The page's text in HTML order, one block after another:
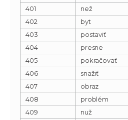
401
než
402
byt
403
postaviť
404
presne
405
pokračovať
406
snažiť
407
obraz
408
problém
409
nuž